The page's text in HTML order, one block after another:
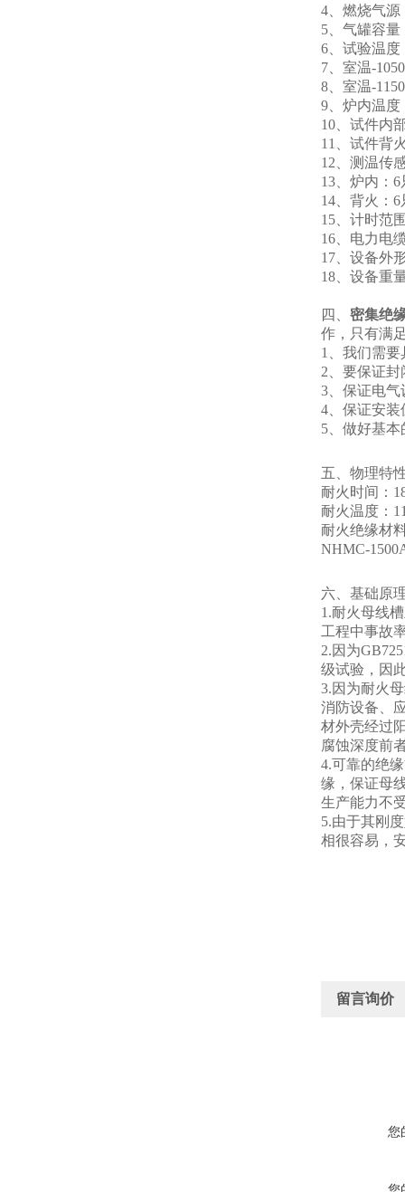
4、燃烧气
5、气罐容
6、试验温
7、室温-
8、室温-
9、炉内温
10、试件内
11、试件背
12、测温传
13、炉内：
14、背火：
15、计时范
16、电力电
17、设备外
18、设备重
四、 密集绝
作，只有满
1、我们需
2、要保证
3、保证电
4、保证安
5、做好基
五、物理特
耐火时间：
耐火温度：
耐火绝缘材
NHMC-
六、基础原
1.耐火母线
工程中事故
2.因为
级试验，因
3.因为耐火
消防设备、
材外壳经过
腐蚀深度前
4.可靠的绝
缘，保证母
生产能力不
5.由于其刚
相很容易，
留言询价
您